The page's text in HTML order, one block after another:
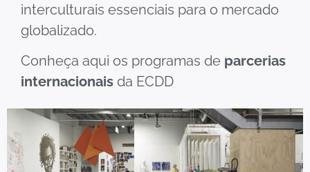
interculturais essenciais para o mercado
globalizado.
Conheça aqui os programas de parcerias
internacionais da ECDD